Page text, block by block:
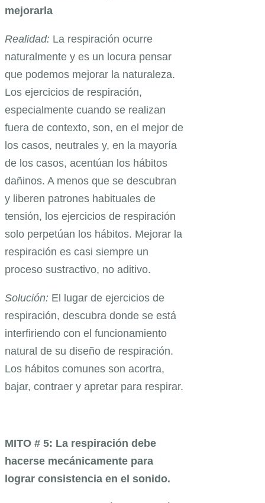
mejorarla
Realidad: La respiración ocurre
naturalmente y es un locura pensar
que podemos mejorar la naturaleza.
Los ejercicios de respiración,
especialmente cuando se realizan
fuera de contexto, son, en el mejor de
los casos, neutrales y, en la mayoría
de los casos, acentúan los hábitos
dañinos. A menos que se descubran
y liberen patrones habituales de
tensión, los ejercicios de respiración
solo perpetúan los hábitos. Mejorar la
respiración es casi siempre un
proceso sustractivo, no aditivo.
Solución: El lugar de ejercicios de
respiración, descubra donde se está
interfiriendo con el funcionamiento
natural de su diseño de respiración.
Los hábitos comunes son acortra,
bajar, contraer y apretar para respirar.
MITO # 5: La respiración debe
hacerse mecánicamente para
lograr consistencia en el sonido.